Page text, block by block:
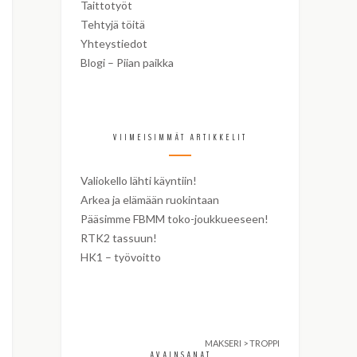
Taittotyöt
Tehtyjä töitä
Yhteystiedot
Blogi – Piian paikka
VIIMEISIMMÄT ARTIKKELIT
Valiokello lähti käyntiin!
Arkea ja elämään ruokintaan
Pääsimme FBMM toko-joukkueeseen!
RTK2 tassuun!
HK1 – työvoitto
MAKSERI >TROPPI